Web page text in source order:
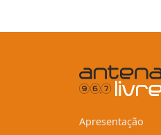
Apresentação